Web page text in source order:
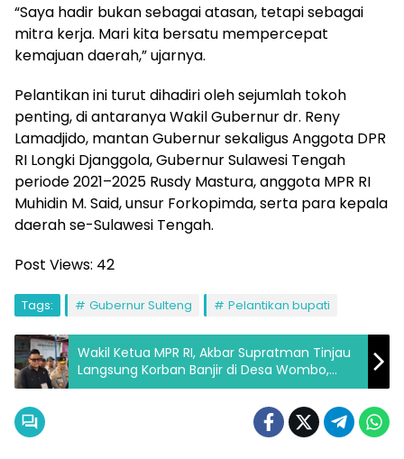
“Saya hadir bukan sebagai atasan, tetapi sebagai
mitra kerja. Mari kita bersatu mempercepat
kemajuan daerah,” ujarnya.
Pelantikan ini turut dihadiri oleh sejumlah tokoh
penting, di antaranya Wakil Gubernur dr. Reny
Lamadjido, mantan Gubernur sekaligus Anggota DPR
RI Longki Djanggola, Gubernur Sulawesi Tengah
periode 2021–2025 Rusdy Mastura, anggota MPR RI
Muhidin M. Said, unsur Forkopimda, serta para kepala
daerah se-Sulawesi Tengah.
Post Views: 42
Tags: Gubernur Sulteng Pelantikan bupati
Wakil Ketua MPR RI, Akbar Supratman Tinjau
Langsung Korban Banjir di Desa Wombo,
Donggala